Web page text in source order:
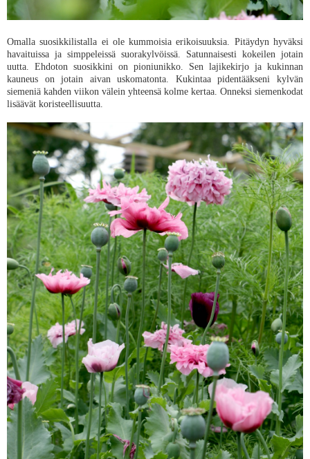
Omalla suosikkilistalla ei ole kummoisia erikoisuuksia. Pitäydyn hyväksi
havaituissa ja simppeleissä suorakylvöissä. Satunnaisesti kokeilen jotain
uutta. Ehdoton suosikkini on pioniunikko. Sen lajikekirjo ja kukinnan
kauneus on jotain aivan uskomatonta. Kukintaa pidentääkseni kylvän
siemeniä kahden viikon välein yhteensä kolme kertaa. Onneksi siemenkodat
lisäävät koristeellisuutta.